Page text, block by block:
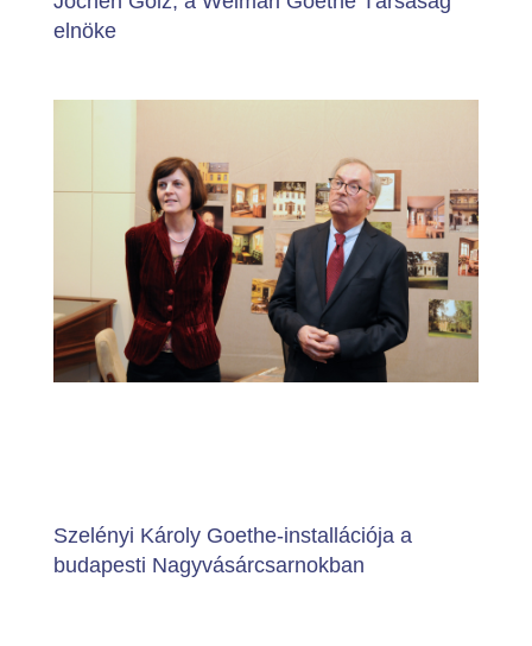
elnöke
Szelényi Károly Goethe-installációja a
budapesti Nagyvásárcsarnokban